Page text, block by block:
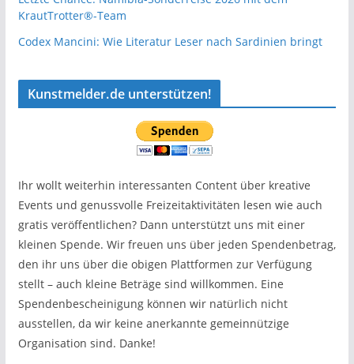
KrautTrotter®-Team
Codex Mancini: Wie Literatur Leser nach Sardinien bringt
Kunstmelder.de unterstützen!
Ihr wollt weiterhin interessanten Content über kreative
Events und genussvolle Freizeitaktivitäten lesen wie auch
gratis veröffentlichen? Dann unterstützt uns mit einer
kleinen Spende. Wir freuen uns über jeden Spendenbetrag,
den ihr uns über die obigen Plattformen zur Verfügung
stellt – auch kleine Beträge sind willkommen. Eine
Spendenbescheinigung können wir natürlich nicht
ausstellen, da wir keine anerkannte gemeinnützige
Organisation sind. Danke!